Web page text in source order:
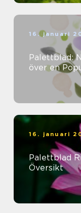
16. januari
Palettblad:
över en
16. januari
Palettblad
Översikt